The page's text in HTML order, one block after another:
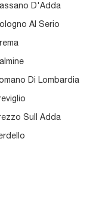
D'Adda
Al Serio
Di Lombardia
Sull Adda